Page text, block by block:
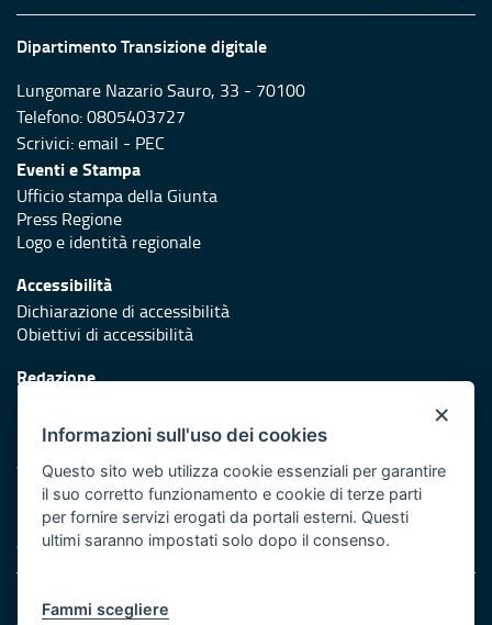
Dipartimento Transizione digitale
Lungomare Nazario Sauro, 33 - 70100
Telefono: 0805403727
Scrivici:email - PEC
Eventi e Stampa
Ufficio stampa della Giunta
Press Regione
Logo e identità regionale
Accessibilità
Dichiarazione di accessibilità
Obiettivi di accessibilità
Redazione
Protezione civile
Vai al sito di Protezione Civile Puglia
Iniziativa finanziata con risorse del POR Puglia 2014/2020 -
Asse XI
Note legali
×
Informazioni sull'uso dei cookies
Questo sito web utilizza cookie essenziali per garantire
il suo corretto funzionamento e cookie di terze parti
per fornire servizi erogati da portali esterni. Questi
ultimi saranno impostati solo dopo il consenso.
Fammi scegliere